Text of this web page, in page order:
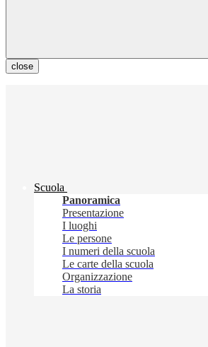
close
Scuola
Panoramica
Presentazione
I luoghi
Le persone
I numeri della scuola
Le carte della scuola
Organizzazione
La storia